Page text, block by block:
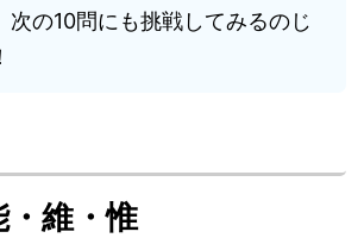
次の10問にも挑戦してみるのじ
維・惟